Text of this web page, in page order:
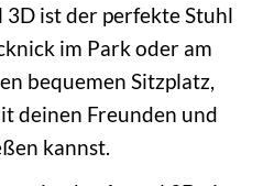
3D ist der perfekte Stuhl
im Park oder am
bequemen Sitzplatz,
deinen Freunden und
kannst.